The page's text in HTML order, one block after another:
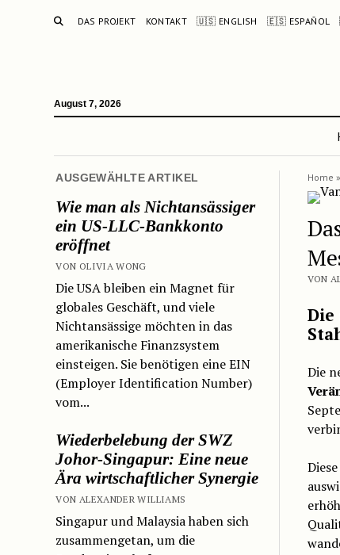
SUCHE
DAS PROJEKT KONTAKT 🇺🇸 ENGLISH 🇪🇸 ESPAÑOL
August 7, 2026
AUSGEWÄHLTE ARTIKEL
Wie man als Nichtansässiger
ein US-LLC-Bankkonto
eröffnet
VON OLIVIA WONG
Die USA bleiben ein Magnet für
globales Geschäft, und viele
Nichtansässige möchten in das
amerikanische Finanzsystem
einsteigen. Sie benötigen eine EIN
(Employer Identification Number)
vom...
Wiederbelebung der SWZ
Johor-Singapur: Eine neue
Ära wirtschaftlicher Synergie
VON ALEXANDER WILLIAMS
Singapur und Malaysia haben sich
zusammengetan, um die
Home »
VON
Die
Die